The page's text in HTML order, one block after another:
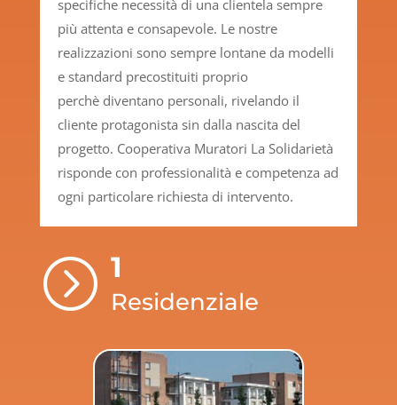
specifiche necessità di una clientela sempre
più attenta e consapevole. Le nostre
realizzazioni sono sempre lontane da modelli
e standard precostituiti proprio
perchè diventano personali, rivelando il
cliente protagonista sin dalla nascita del
progetto. Cooperativa Muratori La Solidarietà
risponde con professionalità e competenza ad
ogni particolare richiesta di intervento.
= 1
Residenziale